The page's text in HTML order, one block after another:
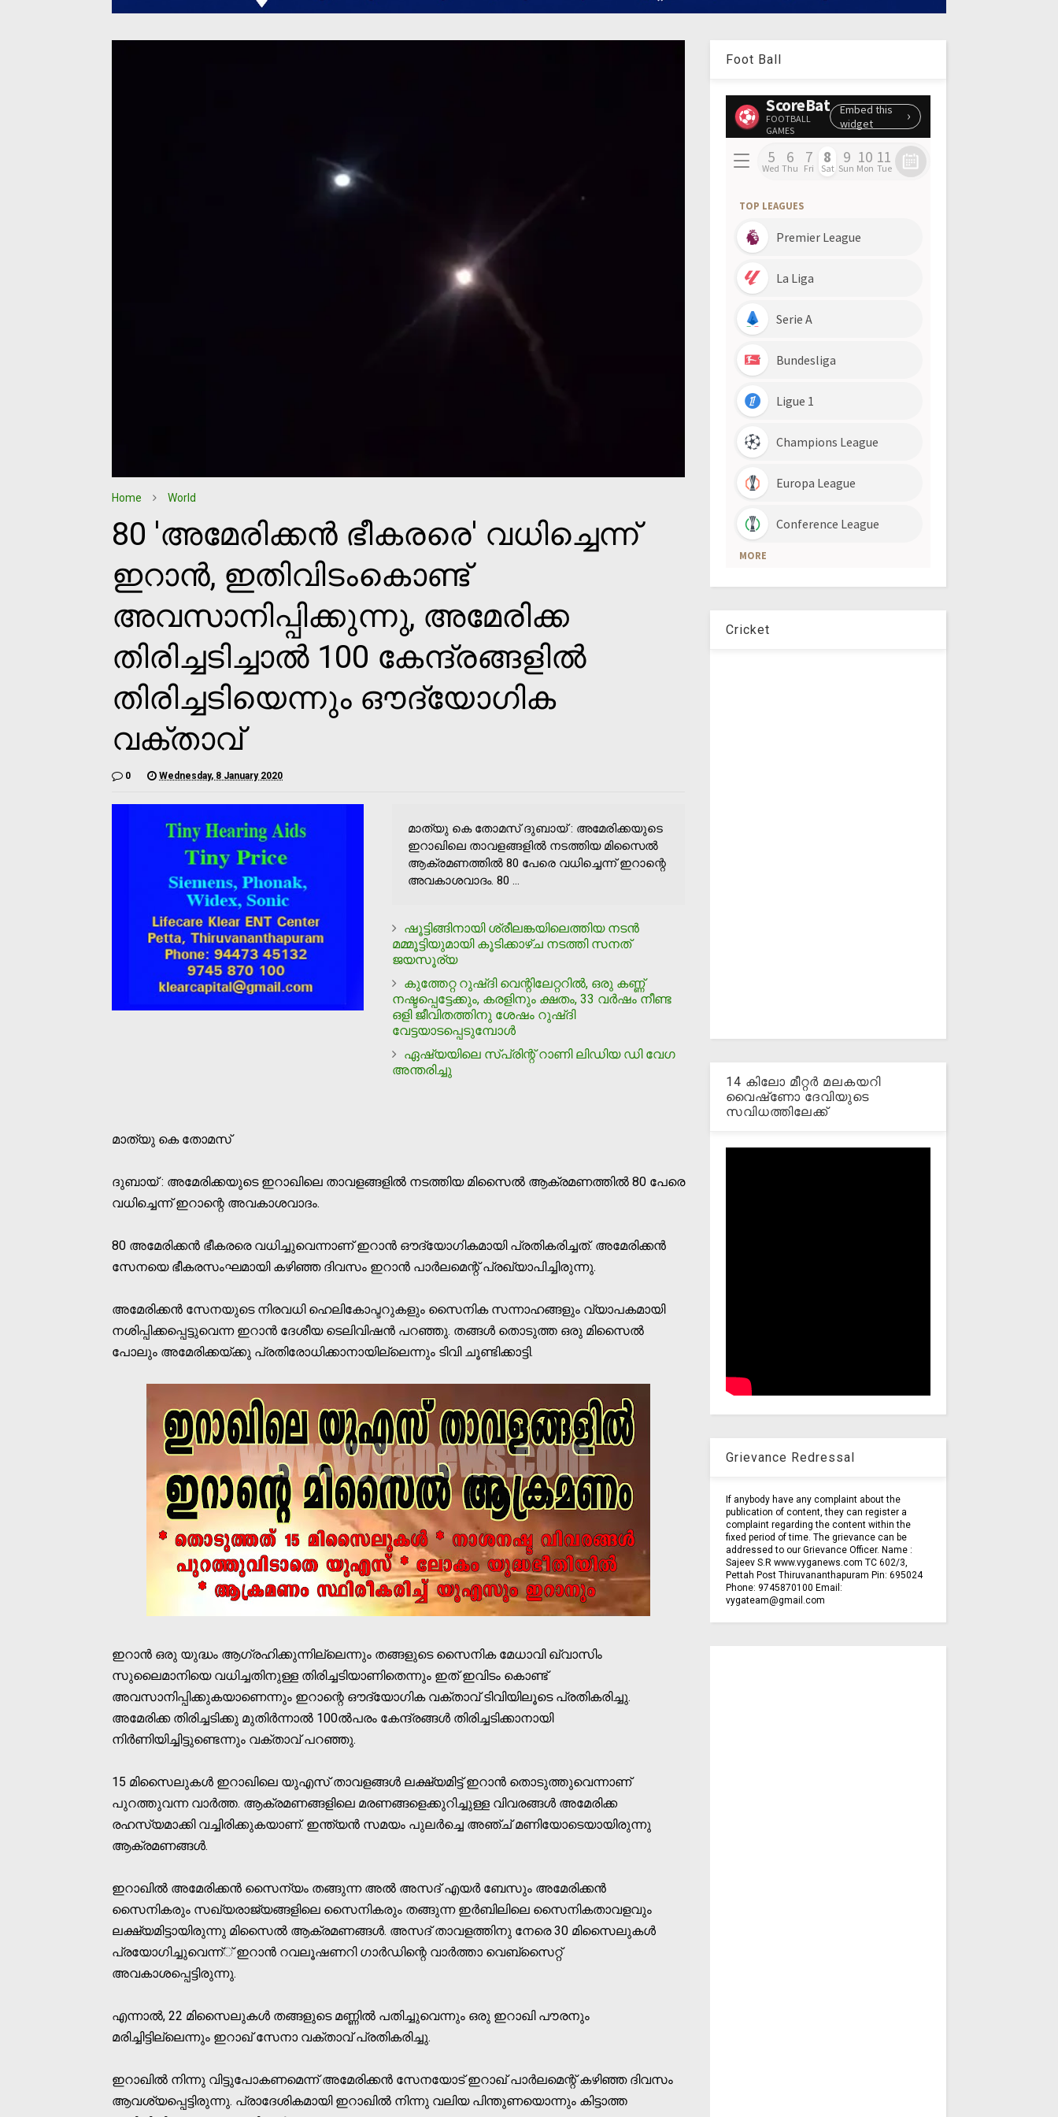
Home World
80 'അമേരിക്കന്‍ ഭീകരരെ' വധിച്ചെന്ന്
ഇറാന്‍, ഇതിവിടംകൊണ്ട്
അവസാനിപ്പിക്കുന്നു, അമേരിക്ക
തിരിച്ചടിച്ചാല്‍ 100 കേന്ദ്രങ്ങളില്‍
തിരിച്ചടിയെന്നും ഔദ്യോഗിക
വക്താവ്
0 Wednesday, 8 January 2020
മാത്യു കെ തോമസ് ദുബായ് : അമേരിക്കയുടെ
ഇറാഖിലെ താവളങ്ങളില്‍ നടത്തിയ മിസൈല്‍
ആക്രമണത്തില്‍ 80 പേരെ വധിച്ചെന്ന് ഇറാന്റെ
അവകാശവാദം. 80 ...
ഷൂട്ടിങ്ങിനായി ശ്രീലങ്കയിലെത്തിയ നടന്‍
മമ്മൂട്ടിയുമായി കൂടിക്കാഴ്ച നടത്തി സനത്
ജയസൂര്യ
കുത്തേറ്റ റുഷ്ദി വെന്റിലേറ്ററില്‍, ഒരു കണ്ണ്
നഷ്ടപ്പെട്ടേക്കും, കരളിനും ക്ഷതം, 33 വര്‍ഷം നീണ്ട
ഒളി ജീവിതത്തിനു ശേഷം റുഷ്ദി
വേട്ടയാടപ്പെടുമ്പോള്‍
ഏഷ്യയിലെ സ്പ്രിന്റ് റാണി ലിഡിയ ഡി വേഗ
അന്തരിച്ചു
മാത്യു കെ തോമസ്
ദുബായ് : അമേരിക്കയുടെ ഇറാഖിലെ താവളങ്ങളില്‍ നടത്തിയ മിസൈല്‍ ആക്രമണത്തില്‍ 80 പേരെ
വധിച്ചെന്ന് ഇറാന്റെ അവകാശവാദം.
80 അമേരിക്കന്‍ ഭീകരരെ വധിച്ചുവെന്നാണ് ഇറാന്‍ ഔദ്യോഗികമായി പ്രതികരിച്ചത്. അമേരിക്കന്‍
സേനയെ ഭീകരസംഘമായി കഴിഞ്ഞ ദിവസം ഇറാന്‍ പാര്‍ലമെന്റ് പ്രഖ്യാപിച്ചിരുന്നു.
അമേരിക്കന്‍ സേനയുടെ നിരവധി ഹെലികോപ്ടറുകളും സൈനിക സന്നാഹങ്ങളും വ്യാപകമായി
നശിപ്പിക്കപ്പെട്ടുവെന്ന ഇറാന്‍ ദേശീയ ടെലിവിഷന്‍ പറഞ്ഞു. തങ്ങള്‍ തൊടുത്ത ഒരു മിസൈല്‍
പോലും അമേരിക്കയ്ക്കു പ്രതിരോധിക്കാനായില്ലെന്നും ടിവി ചൂണ്ടിക്കാട്ടി.
ഇറാന്‍ ഒരു യുദ്ധം ആഗ്രഹിക്കുന്നില്ലെന്നും തങ്ങളുടെ സൈനിക മേധാവി ഖ്വാസിം
സുലൈമാനിയെ വധിച്ചതിനുള്ള തിരിച്ചടിയാണിതെന്നും ഇത് ഇവിടം കൊണ്ട്
അവസാനിപ്പിക്കുകയാണെന്നും ഇറാന്റെ ഔദ്യോഗിക വക്താവ് ടിവിയിലൂടെ പ്രതികരിച്ചു.
അമേരിക്ക തിരിച്ചടിക്കു മുതിര്‍ന്നാല്‍ 100ല്‍പരം കേന്ദ്രങ്ങള്‍ തിരിച്ചടിക്കാനായി
നിര്‍ണിയിച്ചിട്ടുണ്ടെന്നും വക്താവ് പറഞ്ഞു.
15 മിസൈലുകള്‍ ഇറാഖിലെ യുഎസ് താവളങ്ങള്‍ ലക്ഷ്യമിട്ട് ഇറാന്‍ തൊടുത്തുവെന്നാണ്
പുറത്തുവന്ന വാര്‍ത്ത. ആക്രമണങ്ങളിലെ മരണങ്ങളെക്കുറിച്ചുള്ള വിവരങ്ങള്‍ അമേരിക്ക
രഹസ്യമാക്കി വച്ചിരിക്കുകയാണ്. ഇന്ത്യന്‍ സമയം പുലര്‍ച്ചെ അഞ്ച് മണിയോടെയായിരുന്നു
ആക്രമണങ്ങള്‍.
ഇറാഖില്‍ അമേരിക്കന്‍ സൈന്യം തങ്ങുന്ന അല്‍ അസദ് എയര്‍ ബേസും അമേരിക്കന്‍
സൈനികരും സഖ്യരാജ്യങ്ങളിലെ സൈനികരും തങ്ങുന്ന ഇര്‍ബിലിലെ സൈനികതാവളവും
ലക്ഷ്യമിട്ടായിരുന്നു മിസൈല്‍ ആക്രമണങ്ങള്‍. അസദ് താവളത്തിനു നേരെ 30 മിസൈലുകള്‍
പ്രയോഗിച്ചുവെന്ന്് ഇറാന്‍ റവലൂഷണറി ഗാര്‍ഡിന്റെ വാര്‍ത്താ വെബ്സൈറ്റ്
അവകാശപ്പെട്ടിരുന്നു.
എന്നാല്‍, 22 മിസൈലുകള്‍ തങ്ങളുടെ മണ്ണില്‍ പതിച്ചുവെന്നും ഒരു ഇറാഖി പൗരനും
മരിച്ചിട്ടില്ലെന്നും ഇറാഖ് സേനാ വക്താവ് പ്രതികരിച്ചു.
ഇറാഖില്‍ നിന്നു വിട്ടുപോകണമെന്ന് അമേരിക്കന്‍ സേനയോട് ഇറാഖ് പാര്‍ലമെന്റ് കഴിഞ്ഞ ദിവസം
ആവശ്യപ്പെട്ടിരുന്നു. പ്രാദേശികമായി ഇറാഖില്‍ നിന്നു വലിയ പിന്തുണയൊന്നും കിട്ടാത്ത
Foot Ball
Cricket
14 കിലോ മീറ്റര്‍ മലകയറി
വൈഷ്‌ണോ ദേവിയുടെ
സവിധത്തിലേക്ക്
Grievance Redressal
If anybody have any complaint about the
publication of content, they can register a
complaint regarding the content within the
fixed period of time. The grievance can be
addressed to our Grievance Officer. Name :
Sajeev S.R www.vyganews.com TC 602/3,
Pettah Post Thiruvananthapuram Pin: 695024
Phone: 9745870100 Email:
vygateam@gmail.com